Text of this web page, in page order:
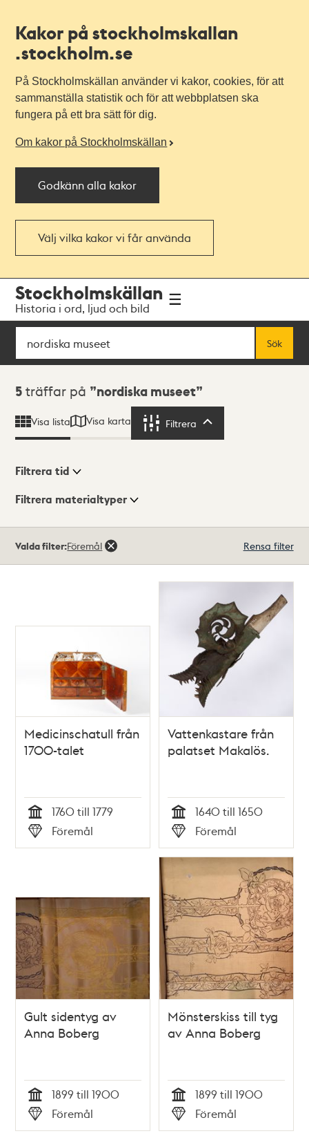
Kakor på stockholmskallan
.stockholm.se
På Stockholmskällan använder vi kakor, cookies, för att
sammanställa statistik och för att webbplatsen ska
fungera på ett bra sätt för dig.
Om kakor på Stockholmskällan
Godkänn alla kakor
Välj vilka kakor vi får använda
navigationen
huvudinnehållet
Stockholmskällan
Historia i ord, ljud och bild
Sök
Sök
Sökresultat
5 träffar på nordiska museet
Visa lista Visa karta Filtrera
Visningsläge
Filtrera tid
Filtrera materialtyper
träffar
Valda filter:Föremål Rensa filter
Medicinschatull från
1700-talet
Tid
1760 till 1779
Typ
Föremål
Vattenkastare från
palatset Makalös.
Tid
1640 till 1650
Typ
Föremål
Gult sidentyg av
Anna Boberg
Tid
1899 till 1900
Typ
Föremål
Mönsterskiss till tyg
av Anna Boberg
Tid
1899 till 1900
Typ
Föremål